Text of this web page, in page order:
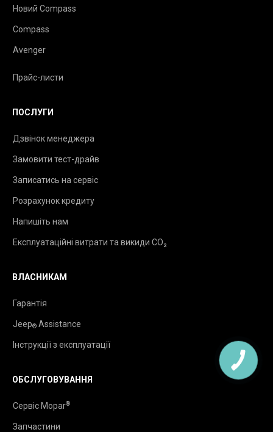
Новий Compass
Compass
Avenger
Прайс-листи
ПОСЛУГИ
Дзвінок менеджера
Замовити тест-драйв
Записатись на сервіс
Розрахунок кредиту
Напишіть нам
Експлуатаційні витрати та викиди CO₂
ВЛАСНИКАМ
Гарантія
Jeep® Assistance
Інструкції з експлуатації
ОБСЛУГОВУВАННЯ
Сервіс Mopar®
Запчастини